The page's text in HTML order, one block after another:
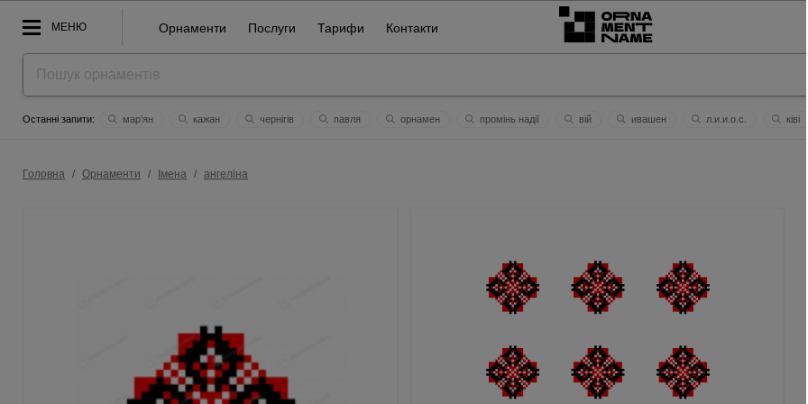
МЕНЮ Орнаменти Послуги Тарифи Контакти
мар'ян кажан чернігів павля орнамен промінь надії вій ивашен л.и.и.о.с. ківі
Головна / Орнаменти / Імена / ангеліна